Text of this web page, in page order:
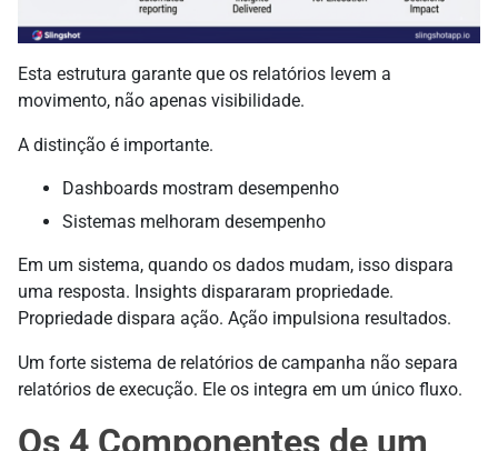
Esta estrutura garante que os relatórios levem a
movimento, não apenas visibilidade.
A distinção é importante.
Dashboards mostram desempenho
Sistemas melhoram desempenho
Em um sistema, quando os dados mudam, isso dispara
uma resposta. Insights dispararam propriedade.
Propriedade dispara ação. Ação impulsiona resultados.
Um forte sistema de relatórios de campanha não separa
relatórios de execução. Ele os integra em um único fluxo.
Os 4 Componentes de um